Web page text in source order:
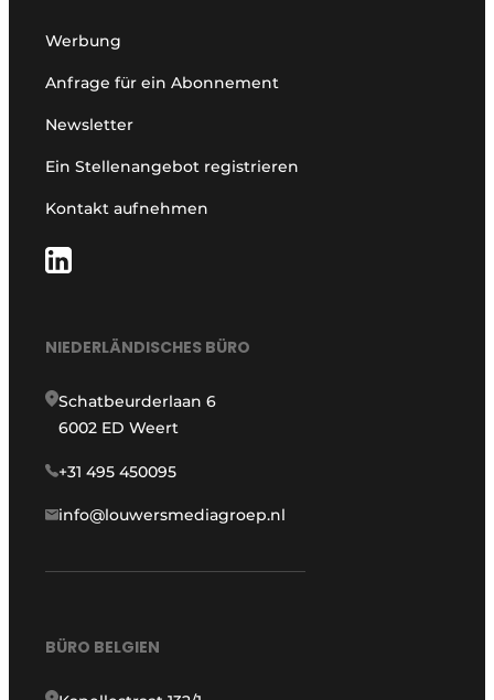
Werbung
Anfrage für ein Abonnement
Newsletter
Ein Stellenangebot registrieren
Kontakt aufnehmen
NIEDERLÄNDISCHES BÜRO
Schatbeurderlaan 6
6002 ED Weert
+31 495 450095
info@louwersmediagroep.nl
BÜRO BELGIEN